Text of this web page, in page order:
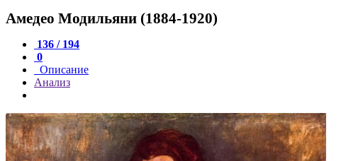
Амедео Модильяни (1884-1920)
136 / 194
0
Описание
Анализ